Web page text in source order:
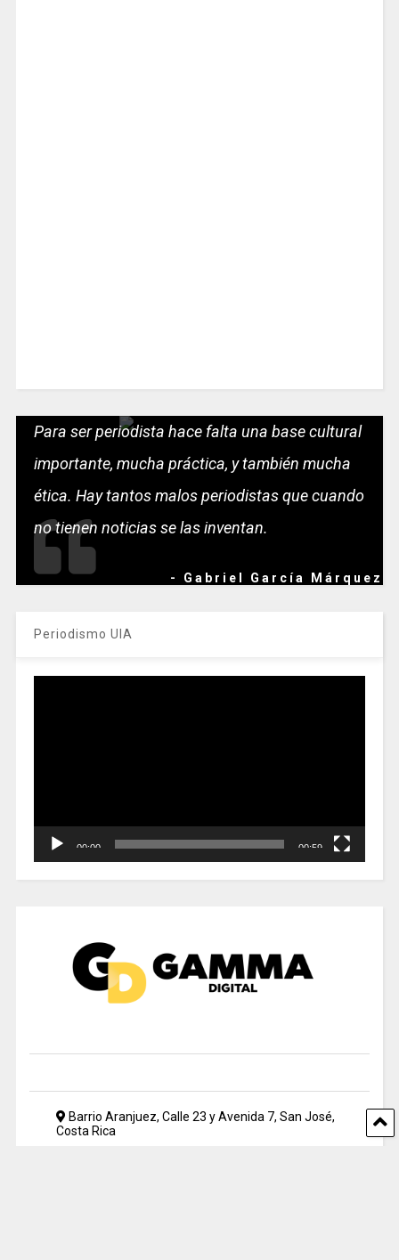
Para ser periodista hace falta una base cultural
importante, mucha práctica, y también mucha
ética. Hay tantos malos periodistas que cuando
no tienen noticias se las inventan.
- Gabriel García Márquez
Periodismo UIA
00:00 00:59
Barrio Aranjuez, Calle 23 y Avenida 7, San José,
Costa Rica